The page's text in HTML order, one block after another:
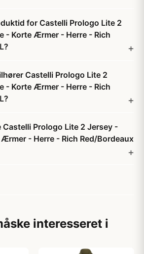
for Castelli Prologo Lite 2
- Korte Ærmer - Herre - Rich
Castelli Prologo Lite 2
- Korte Ærmer - Herre - Rich
Castelli Prologo Lite 2 Jersey -
- Herre - Rich Red/Bordeaux
interesseret i